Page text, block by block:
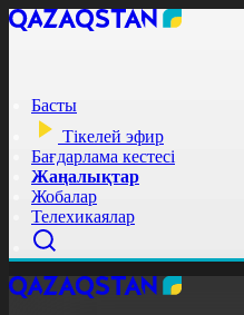
Басты
Тікелей эфир
Бағдарлама кестесі
Жаңалықтар
Жобалар
Телехикаялар